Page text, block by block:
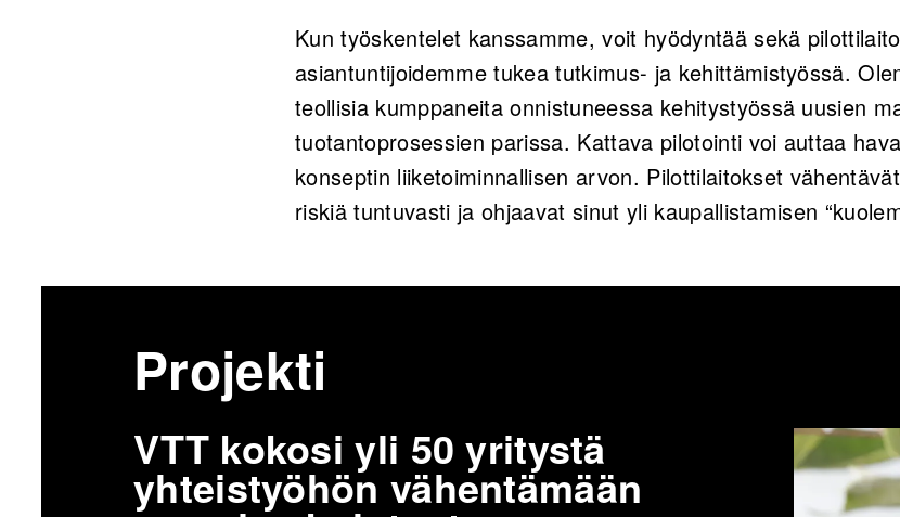
Kun työskentelet kanssamme, voit hyödyntää sekä
asiantuntijoidemme tukea tutkimus- ja kehittämistyössä.
teollisia kumppaneita onnistuneessa kehitystyössä uusien
tuotantoprosessien parissa. Kattava pilotointi voi auttaa
konseptin liiketoiminnallisen arvon. Pilottilaitokset
riskiä tuntuvasti ja ohjaavat sinut yli kaupallistamisen
Projekti
VTT kokosi yli 50 yritystä
yhteistyöhön vähentämään